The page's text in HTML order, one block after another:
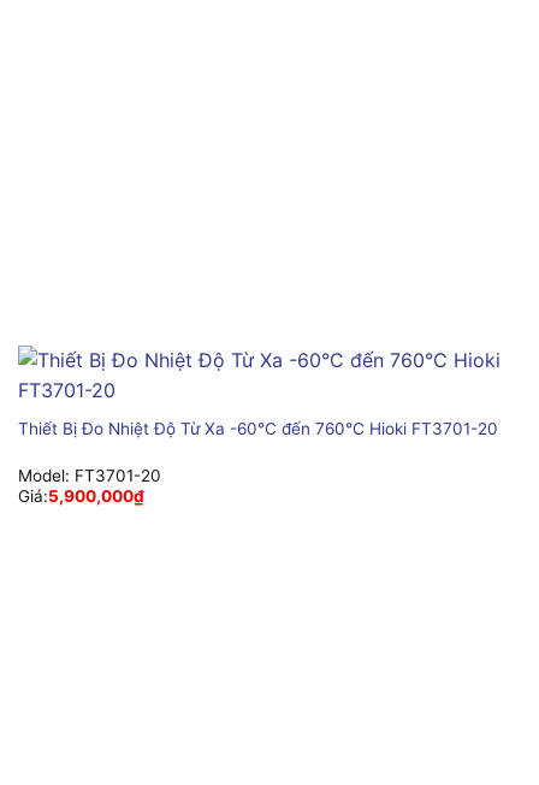
Thiết Bị Đo Nhiệt Độ Từ Xa -60°C đến 760°C Hioki FT3701-20
Model: FT3701-20
Giá:5,900,000₫